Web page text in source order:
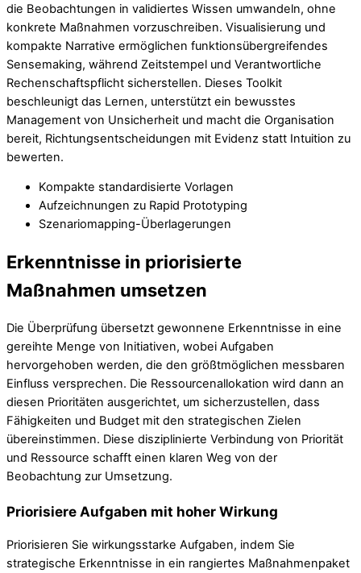
die Beobachtungen in validiertes Wissen umwandeln, ohne
konkrete Maßnahmen vorzuschreiben. Visualisierung und
kompakte Narrative ermöglichen funktionsübergreifendes
Sensemaking, während Zeitstempel und Verantwortliche
Rechenschaftspflicht sicherstellen. Dieses Toolkit
beschleunigt das Lernen, unterstützt ein bewusstes
Management von Unsicherheit und macht die Organisation
bereit, Richtungsentscheidungen mit Evidenz statt Intuition zu
bewerten.
Kompakte standardisierte Vorlagen
Aufzeichnungen zu Rapid Prototyping
Szenariomapping-Überlagerungen
Erkenntnisse in priorisierte
Maßnahmen umsetzen
Die Überprüfung übersetzt gewonnene Erkenntnisse in eine
gereihte Menge von Initiativen, wobei Aufgaben
hervorgehoben werden, die den größtmöglichen messbaren
Einfluss versprechen. Die Ressourcenallokation wird dann an
diesen Prioritäten ausgerichtet, um sicherzustellen, dass
Fähigkeiten und Budget mit den strategischen Zielen
übereinstimmen. Diese disziplinierte Verbindung von Priorität
und Ressource schafft einen klaren Weg von der
Beobachtung zur Umsetzung.
Priorisiere Aufgaben mit hoher Wirkung
Priorisieren Sie wirkungsstarke Aufgaben, indem Sie
strategische Erkenntnisse in ein rangiertes Maßnahmenpaket